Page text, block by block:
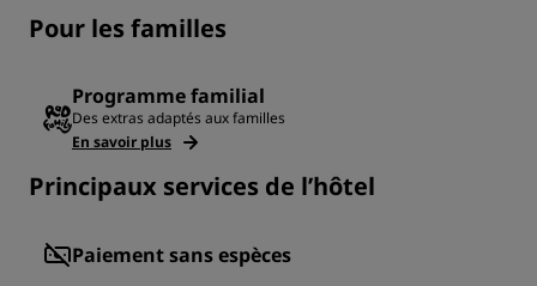
Pour les familles
Programme familial
Des extras adaptés aux familles
En savoir plus
Principaux services de l’hôtel
Paiement sans espèces